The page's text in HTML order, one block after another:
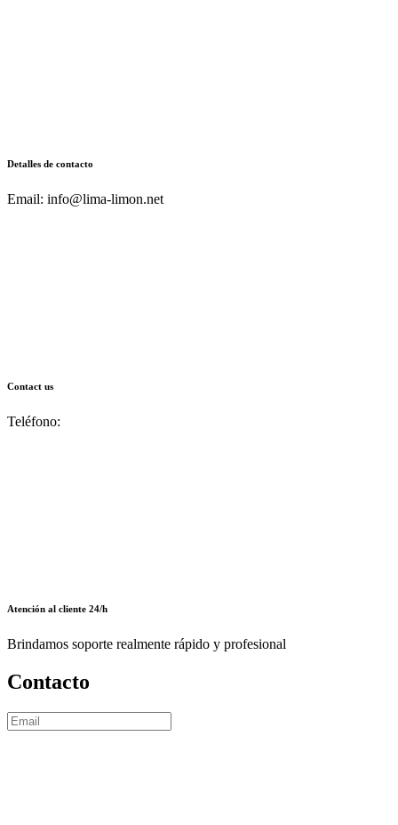
Detalles de contacto
Email: info@lima-limon.net
Contact us
Teléfono:
Atención al cliente 24/h
Brindamos soporte realmente rápido y profesional
Contacto